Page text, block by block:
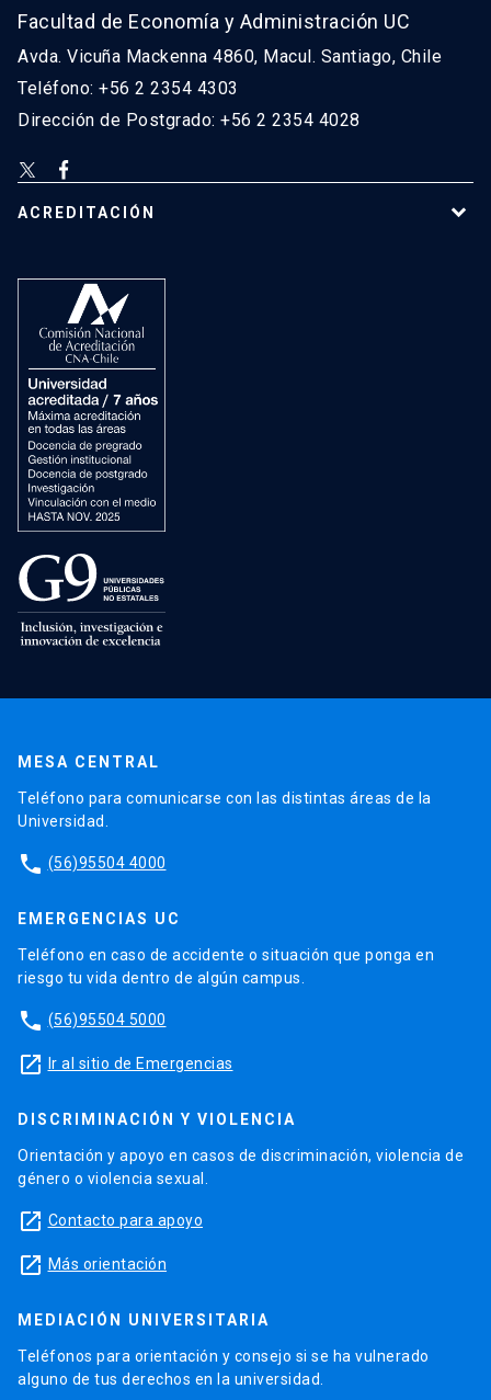
Facultad de Economía y Administración UC
Avda. Vicuña Mackenna 4860, Macul. Santiago, Chile
Teléfono: +56 2 2354 4303
Dirección de Postgrado: +56 2 2354 4028
ACREDITACIÓN
MESA CENTRAL
Teléfono para comunicarse con las distintas áreas de la
Universidad.
phone (56)95504 4000
EMERGENCIAS UC
Teléfono en caso de accidente o situación que ponga en
riesgo tu vida dentro de algún campus.
phone (56)95504 5000
launch Ir al sitio de Emergencias
DISCRIMINACIÓN Y VIOLENCIA
Orientación y apoyo en casos de discriminación, violencia de
género o violencia sexual.
launch Contacto para apoyo
launch Más orientación
MEDIACIÓN UNIVERSITARIA
Teléfonos para orientación y consejo si se ha vulnerado
alguno de tus derechos en la universidad.